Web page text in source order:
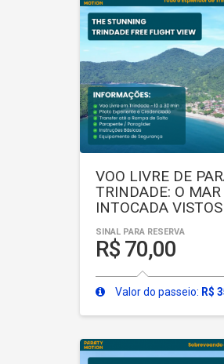
VOO LIVRE DE
TRINDADE: O
INTOCADA
SINAL PARA RESERVA
R$ 70,00
Valor do passeio: R$